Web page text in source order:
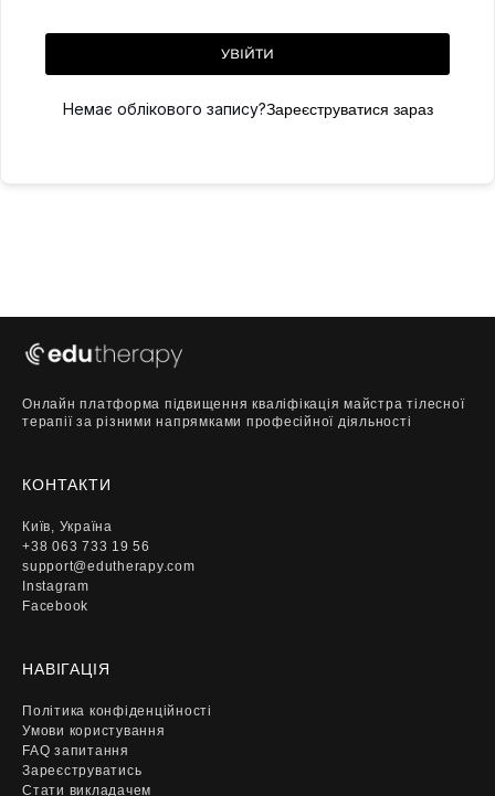
УВІЙТИ
Немає облікового запису?Зареєструватися зараз
Онлайн платформа підвищення кваліфікація майстра тілесної
терапії за різними напрямками професійної діяльності
КОНТАКТИ
Київ, Україна
+38 063 733 19 56
support@edutherapy.com
Instagram
Facebook
НАВІГАЦІЯ
Політика конфіденційності
Умови користування
FAQ запитання
Зареєструватись
Стати викладачем